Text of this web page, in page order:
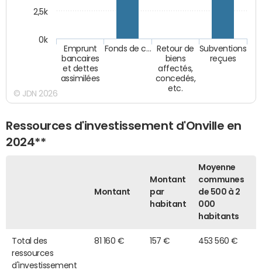
Emprunt
bancaires
et dettes
assimilées
Fonds de c…
Retour de
biens
affectés,
concedés,
etc.
Subventions
reçues
0k
2,5k
© JDN 2026
Ressources d'investissement d'Onville en
2024**
Montant
Montant
par
habitant
Moyenne
communes
de 500 à 2
000
habitants
Total des
ressources
d'investissement
81 160 € 157 € 453 560 €